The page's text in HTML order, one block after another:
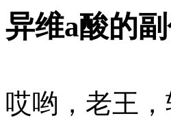
异维a酸的
哎哟，老王